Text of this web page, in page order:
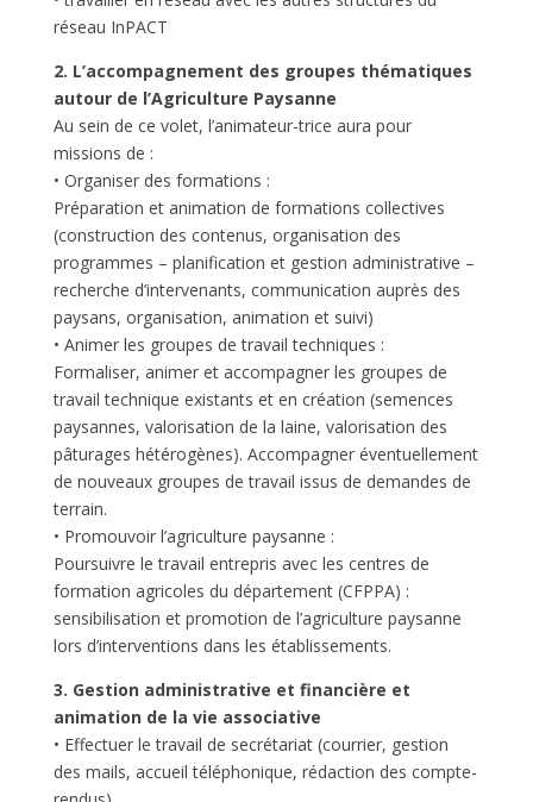
réseau InPACT
2. L’accompagnement des groupes thématiques
autour de l’Agriculture Paysanne
Au sein de ce volet, l’animateur-trice aura pour
missions de :
• Organiser des formations :
Préparation et animation de formations collectives
(construction des contenus, organisation des
programmes – planification et gestion administrative –
recherche d’intervenants, communication auprès des
paysans, organisation, animation et suivi)
• Animer les groupes de travail techniques :
Formaliser, animer et accompagner les groupes de
travail technique existants et en création (semences
paysannes, valorisation de la laine, valorisation des
pâturages hétérogènes). Accompagner éventuellement
de nouveaux groupes de travail issus de demandes de
terrain.
• Promouvoir l’agriculture paysanne :
Poursuivre le travail entrepris avec les centres de
formation agricoles du département (CFPPA) :
sensibilisation et promotion de l’agriculture paysanne
lors d’interventions dans les établissements.
3. Gestion administrative et financière et
animation de la vie associative
• Effectuer le travail de secrétariat (courrier, gestion
des mails, accueil téléphonique, rédaction des compte-